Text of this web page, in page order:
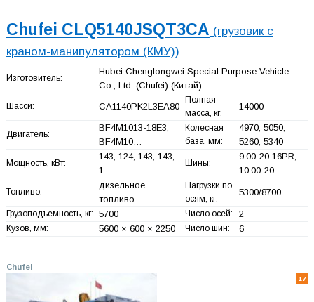
Chufei CLQ5140JSQT3CA (грузовик с
краном-манипулятором (КМУ))
Изготовитель:
Hubei Chenglongwei Special Purpose Vehicle
Co., Ltd. (Chufei) (Китай)
Шасси: CA1140PK2L3EA80
Полная
масса, кг:
14000
Двигатель:
BF4M1013-18E3;
BF4M10…
Колесная
база, мм:
4970, 5050,
5260, 5340
Мощность, кВт:
143; 124; 143; 143;
1…
Шины:
9.00-20 16PR,
10.00-20…
Топливо:
дизельное
топливо
Нагрузки по
осям, кг:
5300/8700
Грузоподъемность, кг: 5700 Число осей: 2
Кузов, мм: 5600 × 600 × 2250 Число шин: 6
Chufei
17